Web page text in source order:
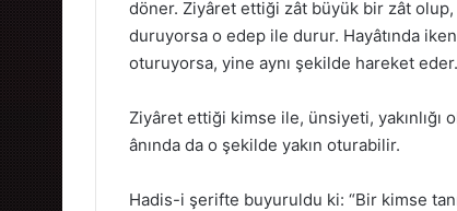
döner. Ziyâret ettiği zât büyük bir zât
duruyorsa o edep ile durur. Hayâtında
oturuyorsa, yine aynı şekilde hareket eder.
Ziyâret ettiği kimse ile, ünsiyeti, yakınlığı
ânında da o şekilde yakın oturabilir.
Hadis-i şerifte buyuruldu ki: “Bir kimse